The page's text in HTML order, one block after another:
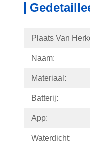
Plaats Van
Naam:
Materiaal:
Batterij:
App:
Waterdicht: